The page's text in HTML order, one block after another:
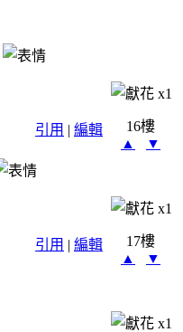
x1
引用 | 編輯
16樓
▲
▼
x1
引用 | 編輯
17樓
▲
▼
x1